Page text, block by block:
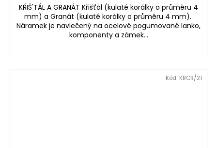
KŘIŠ'TÁL A GRANÁT Křišťál (kulaté korálky o průměru 4
mm) a Granát (kulaté korálky o průměru 4 mm).
Náramek je navlečený na ocelové pogumované lanko,
komponenty a zámek...
Kód: KRCR/21